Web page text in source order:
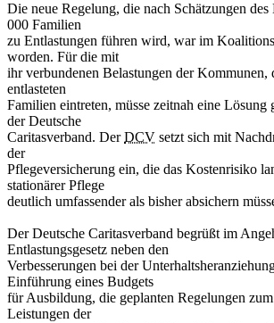
Die neue Regelung, die nach Schätzungen
000 Familien
zu Entlastungen führen wird, war im
worden. Für die mit
ihr verbundenen Belastungen der Kommunen,
entlasteten
Familien eintreten, müsse zeitnah eine Lösung
der Deutsche
Caritasverband. DerDCV setzt sich mit
der
Pflegeversicherung ein, die das Kostenrisiko
stationärer Pflege
deutlich umfassender als bisher absichern
Der Deutsche Caritasverband begrüßt im
Entlastungsgesetz neben den
Verbesserungen bei der
Einführung eines Budgets
für Ausbildung, die geplanten Regelungen
Leistungen der